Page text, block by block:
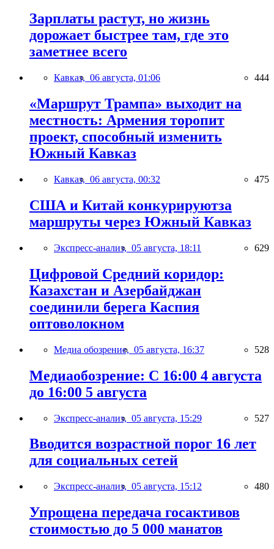
Зарплаты растут, но жизнь
дорожает быстрее там, где это
заметнее всего
Кавказ, 06 августа, 01:06 444
«Маршрут Трампа» выходит на
местность: Армения торопит
проект, способный изменить
Южный Кавказ
Кавказ, 06 августа, 00:32 475
США и Китай конкурируютза
маршруты через Южный Кавказ
Экспресс-анализ, 05 августа, 18:11 629
Цифровой Средний коридор:
Казахстан и Азербайджан
соединили берега Каспия
оптоволокном
Медиа обозрение, 05 августа, 16:37 528
Медиаобозрение: С 16:00 4 августа
до 16:00 5 августа
Экспресс-анализ, 05 августа, 15:29 527
Вводится возрастной порог 16 лет
для социальных сетей
Экспресс-анализ, 05 августа, 15:12 480
Упрощена передача госактивов
стоимостью до 5 000 манатов